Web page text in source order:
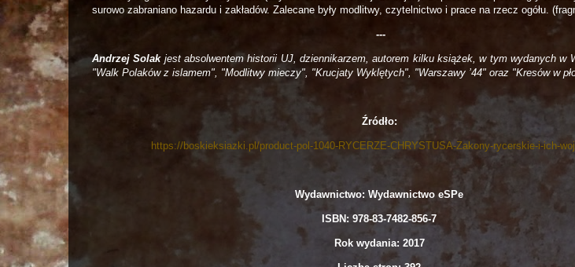
surowo zabraniano hazardu i zakładów. Zalecane były modlitwy, czytelnictwo i prace na rzecz ogółu.
---
Andrzej Solak jest absolwentem historii UJ, dziennikarzem, autorem kilku książek, w tym wydanych w
"Walk Polaków z islamem", "Modlitwy mieczy", "Krucjaty Wyklętych", "Warszawy ’44" oraz "Kresów w
Źródło:
https://boskieksiazki.pl/product-pol-1040-RYCERZE-CHRYSTUSA-Zakony-rycerskie-i-ich-
Wydawnictwo: Wydawnictwo eSPe
ISBN: 978-83-7482-856-7
Rok wydania: 2017